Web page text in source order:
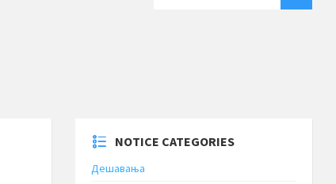
NOTICE CATEGORIES
Дешавања